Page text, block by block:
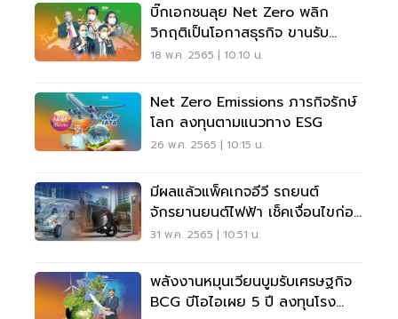
บิ๊กเอกชนลุย Net Zero พลิก
วิกฤติเป็นโอกาสธุรกิจ ขานรับ
กติกาใหม่ค้าโลก
18 พ.ค. 2565 | 10:10 น.
Net Zero Emissions ภารกิจรักษ์
โลก ลงทุนตามแนวทาง ESG
26 พ.ค. 2565 | 10:15 น.
มีผลแล้วแพ็คเกจอีวี รถยนต์
จักรยานยนต์ไฟฟ้า เช็คเงื่อนไขก่อน
รับสิทธิ
31 พ.ค. 2565 | 10:51 น.
พลังงานหมุนเวียนบูมรับเศรษฐกิจ
BCG บีโอไอเผย 5 ปี ลงทุนโรง